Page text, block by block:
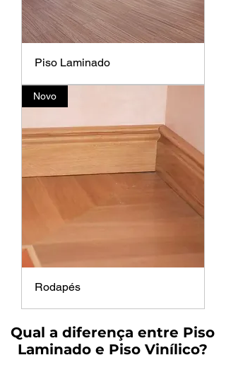
Piso Laminado
Novo
Rodapés
Qual a diferença entre Piso
Laminado e Piso Vinílico?